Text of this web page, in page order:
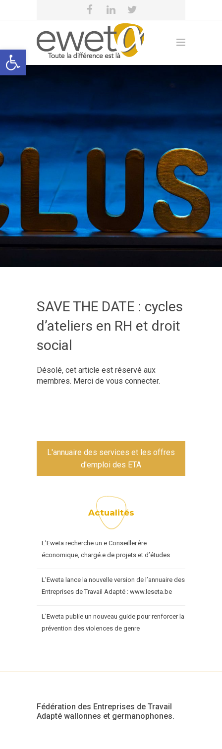
Open toolbar
eweta
SAVE THE DATE : cycles
d’ateliers en RH et droit
social
Désolé, cet article est réservé aux
membres. Merci de vous connecter.
L'annuaire des services et les offres
d'emploi des ETA
Actualités
L’Eweta recherche un.e Conseiller.ère
économique, chargé.e de projets et d’études
L’Eweta lance la nouvelle version de l’annuaire des
Entreprises de Travail Adapté : www.leseta.be
L’Eweta publie un nouveau guide pour renforcer la
prévention des violences de genre
Fédération des Entreprises de Travail
Adapté wallonnes et germanophones.